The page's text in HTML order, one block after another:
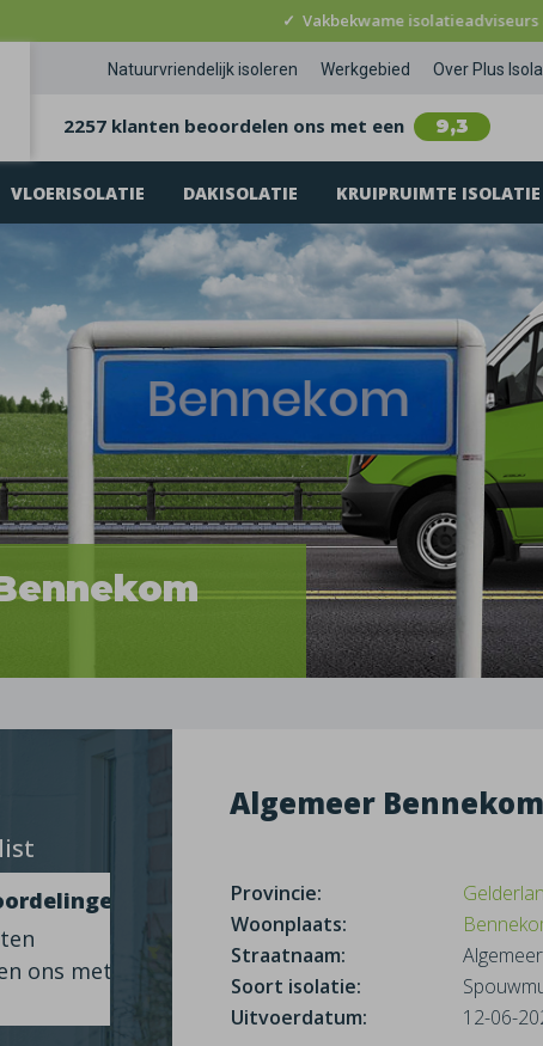
✓ Vakbekwame
Natuurvriendelijk isoleren Werkgebied Over Plus
2257 klanten beoordelen ons met een 9,3
VLOERISOLATIE DAKISOLATIE KRUIPRUIMTE ISOLATIE
ons met
Algemeer
Provincie:
Woonplaats:
Straatnaam:
Algemeer
Soort isolatie:
Uitvoerdatum:
12-06-